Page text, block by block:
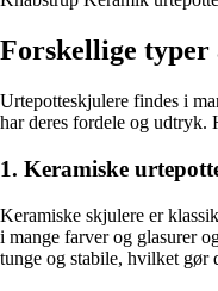
Forskellige
Urtepotteskjulere findes i
har deres fordele og udtryk.
1. Keramiske
Keramiske skjulere er
i mange farver og glasurer
tunge og stabile, hvilket gør